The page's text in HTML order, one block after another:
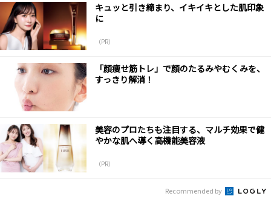
キュッと引き締まり、イキイキとした肌印象
に
（PR）
「顔痩せ筋トレ」で顔のたるみやむくみを、
すっきり解消！
美容のプロたちも注目する、マルチ効果で健
やかな肌へ導く高機能美容液
（PR）
Recommended by